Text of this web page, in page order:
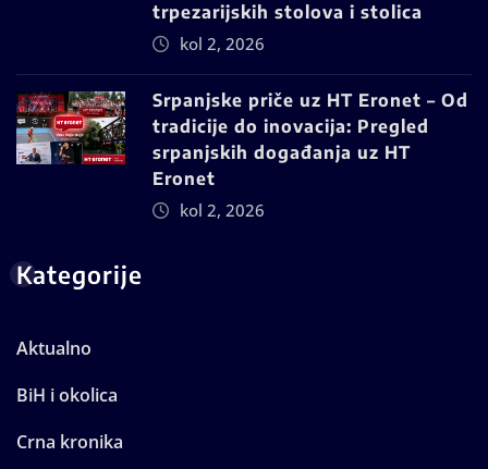
trpezarijskih stolova i stolica
kol 2, 2026
Srpanjske priče uz HT Eronet – Od
tradicije do inovacija: Pregled
srpanjskih događanja uz HT
Eronet
kol 2, 2026
Kategorije
Aktualno
BiH i okolica
Crna kronika